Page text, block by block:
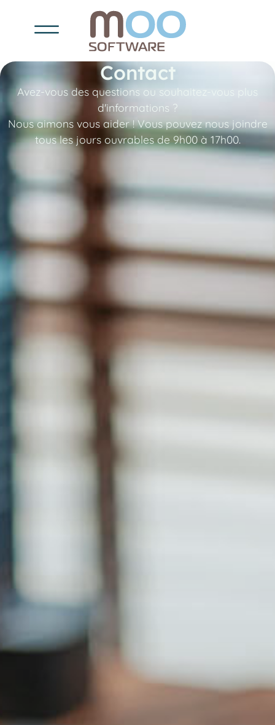
Contact
Avez-vous des questions ou souhaitez-vous plus
d'informations ?
Nous aimons vous aider ! Vous pouvez nous joindre
tous les jours ouvrables de 9h00 à 17h00.